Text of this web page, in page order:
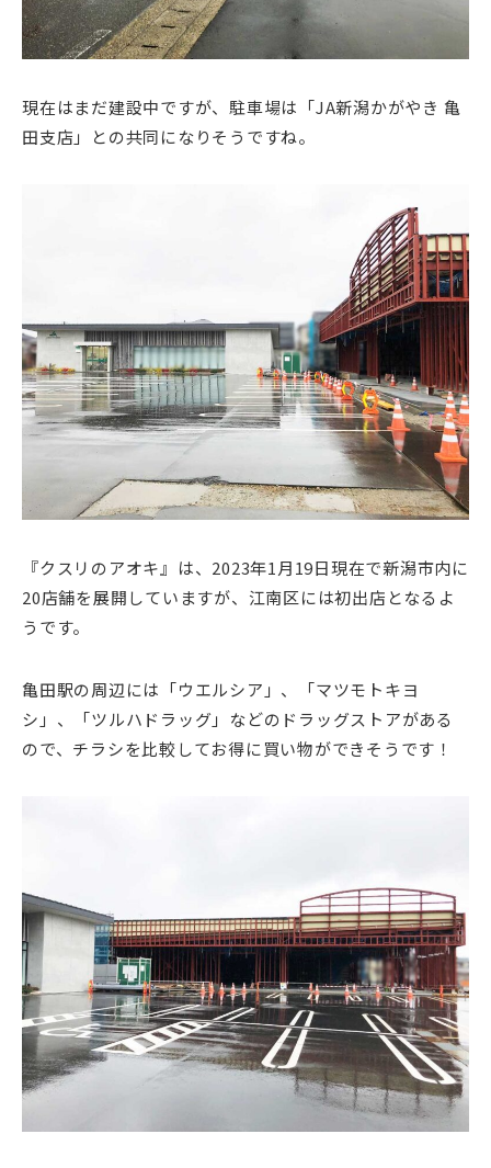
現在はまだ建設中ですが、駐車場は「JA新潟かがやき 亀
田支店」との共同になりそうですね。
『クスリのアオキ』は、2023年1月19日現在で新潟市内に
20店舗を展開していますが、江南区には初出店となるよ
うです。
亀田駅の周辺には「ウエルシア」、「マツモトキヨ
シ」、「ツルハドラッグ」などのドラッグストアがある
ので、チラシを比較してお得に買い物ができそうです！